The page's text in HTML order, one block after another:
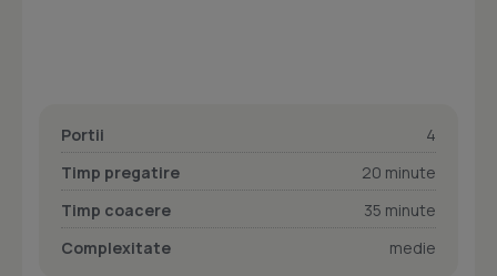
Portii
4
Timp pregatire
20 minute
Timp coacere
35 minute
Complexitate
medie